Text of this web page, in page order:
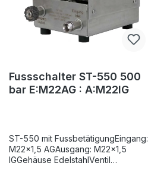
Fussschalter ST-550 500
bar E:M22AG : A:M22IG
ST-550 mit FussbetätigungEingang:
M22x1,5 AGAusgang: M22x1,5
IGGehäuse EdelstahlVentil